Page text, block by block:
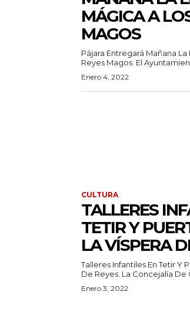
MÁGICA A
MAGOS
Pájara Entregará Mañana
Reyes Magos. El
Enero 4, 2022
CULTURA
TALLERES
TETIR Y
LA VÍSPERA
Talleres Infantiles En Tetir Y
De Reyes. La Concejalía De
Enero 3, 2022